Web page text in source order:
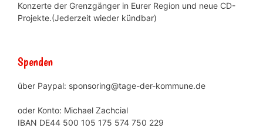
Konzerte der Grenzgänger in Eurer Region und neue CD-
Projekte.(Jederzeit wieder kündbar)
Spenden
über Paypal: sponsoring@tage-der-kommune.de
oder Konto: Michael Zachcial
IBAN DE44 500 105 175 574 750 229